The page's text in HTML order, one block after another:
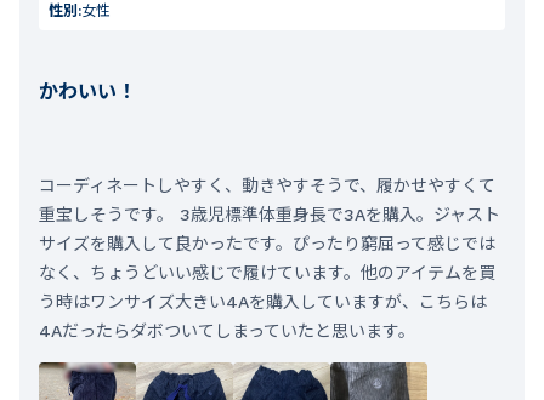
性別:女性
かわいい！
コーディネートしやすく、動きやすそうで、履かせやすくて
重宝しそうです。 3歳児標準体重身長で3Aを購入。ジャスト
サイズを購入して良かったです。ぴったり窮屈って感じでは
なく、ちょうどいい感じで履けています。他のアイテムを買
う時はワンサイズ大きい4Aを購入していますが、こちらは
4Aだったらダボついてしまっていたと思います。